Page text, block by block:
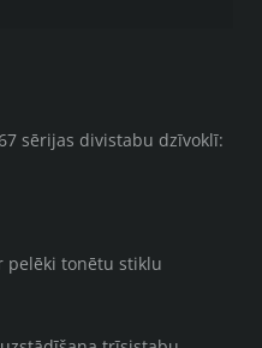
sērijas divistabu dzīvoklī:
pelēki tonētu stiklu